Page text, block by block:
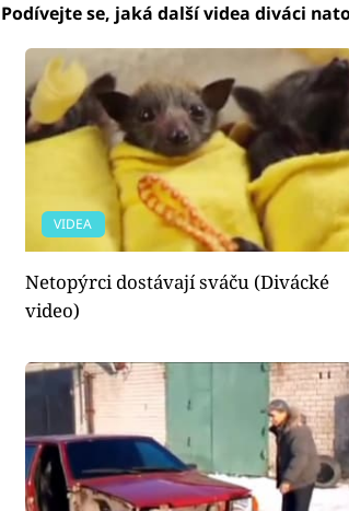
Podívejte se, jaká další videa diváci
VIDEA
Netopýrci dostávají sváču (Divácké
video)